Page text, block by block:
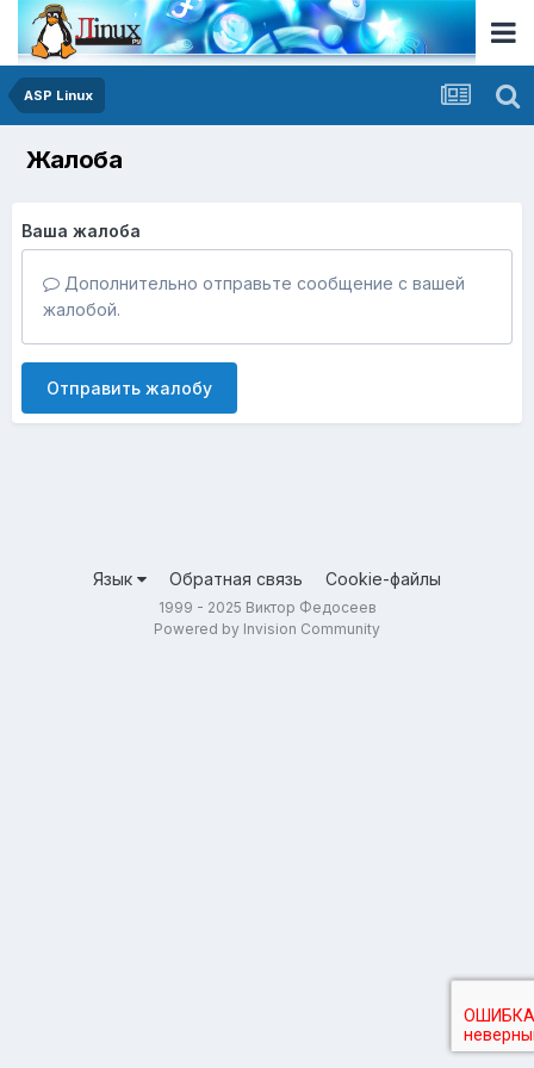
ASP Linux
Жалоба
Ваша жалоба
Дополнительно отправьте сообщение с вашей
жалобой.
Отправить жалобу
Язык Обратная связь Cookie-файлы
1999 - 2025 Виктор Федосеев
Powered by Invision Community